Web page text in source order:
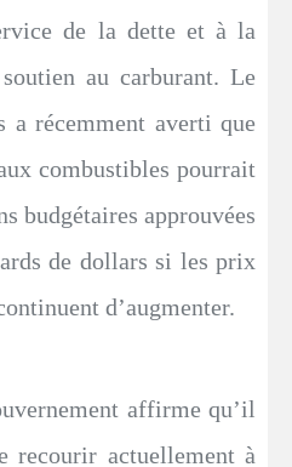
de la dette et à la
au carburant. Le
a récemment averti que
combustibles pourrait
budgétaires approuvées
de dollars si les prix
d’augmenter.
affirme qu’il
recourir actuellement à